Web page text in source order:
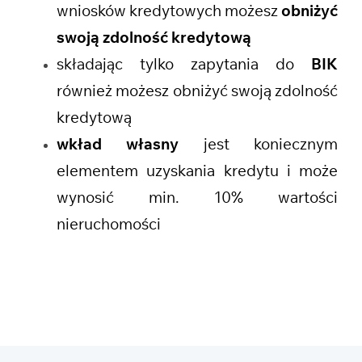
wniosków kredytowych możesz obniżyć
swoją zdolność kredytową
składając tylko zapytania do BIK
również możesz obniżyć swoją zdolność
kredytową
wkład własny jest koniecznym
elementem uzyskania kredytu i może
wynosić min. 10% wartości
nieruchomości